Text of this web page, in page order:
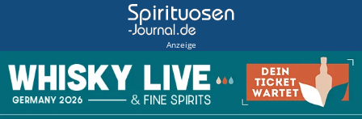
Anzeige